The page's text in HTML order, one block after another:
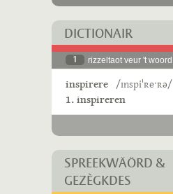
DICTIONAIR
1 rizzeltaot veur 't woord
inspirere /ɪnspiˈʀeˑʀə/
1. inspireren
SPREEKWÄÖRD &
GEZÈGKDES